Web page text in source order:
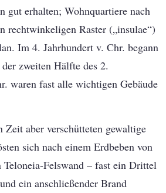
gut erhalten; Wohnquartiere nach
rechtwinkeligen Raster („insulae“)
Im 4. Jahrhundert v. Chr. begann
zweiten Hälfte des 2.
waren fast alle wichtigen Gebäude
Zeit aber verschütteten gewaltige
sich nach einem Erdbeben von
Teloneia-Felswand – fast ein Drittel
ein anschließender Brand